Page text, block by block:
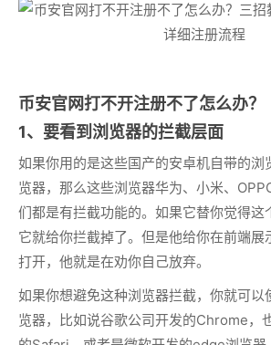
币安官网打不开注册不了怎么办？
1、要看到浏览器的拦截层面
如果你用的是这些国产的安卓机自带的浏
览器，那么这些浏览器华为、小米、
们都是有拦截功能的。如果它替你觉得这
它就给你拦截掉了。但是他给你在前端展
打开，他就是在劝你自己放弃。
如果你想避免这种浏览器拦截，你就可以
览器，比如说谷歌公司开发的Chrome，